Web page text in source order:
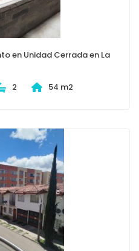
en Unidad Cerrada en La
2 54 m2